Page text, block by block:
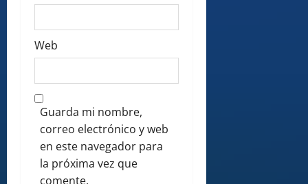
Web
Guarda mi nombre,
correo electrónico y web
en este navegador para
la próxima vez que
comente.